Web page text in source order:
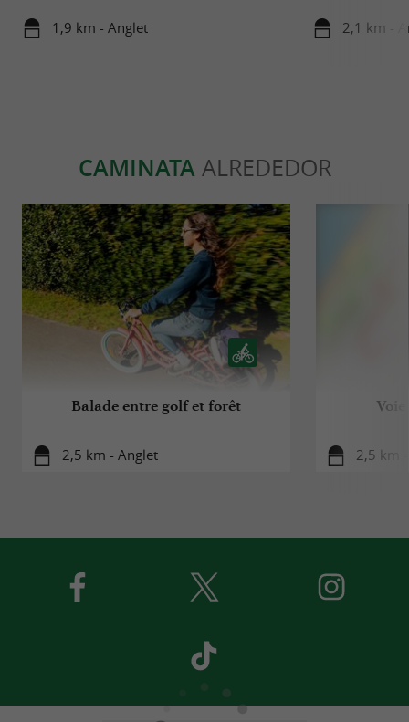
1,9 km - Anglet 2,1 km -
CAMINATAALREDEDOR
Balade entre golf et forêt
2,5 km - Anglet 2,5 km